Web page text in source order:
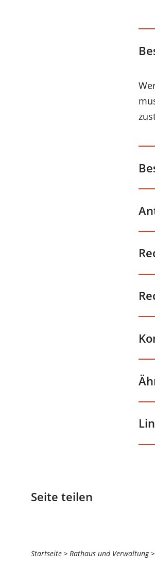
Seite teilen
Sie
Startseite Rathaus und Verwaltung